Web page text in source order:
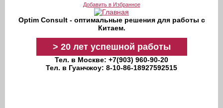
Перейти к основному содержаниюДобавить в Избранное
Optim Consult - оптимальные решения для работы с
Китаем.
> 20 летуспешной работы
Тел. в Москве: +7(903) 960-90-20
Тел. в Гуанчжоу: 8-10-86-18927592515